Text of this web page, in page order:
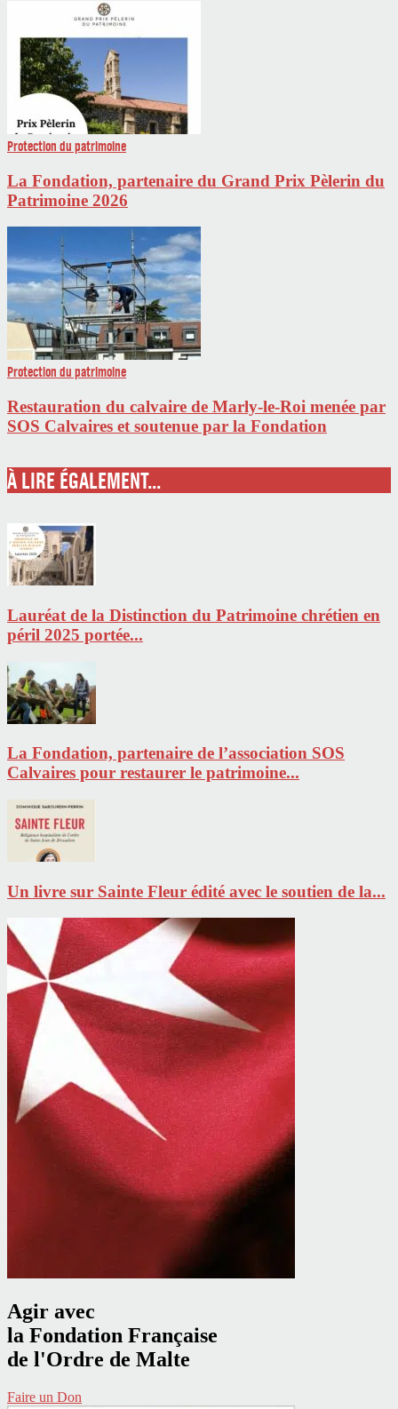
Protection du patrimoine
La Fondation, partenaire du Grand Prix Pèlerin du
Patrimoine 2026
Protection du patrimoine
Restauration du calvaire de Marly-le-Roi menée par
SOS Calvaires et soutenue par la Fondation
À LIRE ÉGALEMENT...
Lauréat de la Distinction du Patrimoine chrétien en
péril 2025 portée...
La Fondation, partenaire de l’association SOS
Calvaires pour restaurer le patrimoine...
Un livre sur Sainte Fleur édité avec le soutien de la...
Agir avec
la Fondation Française
de l'Ordre de Malte
Faire un Don